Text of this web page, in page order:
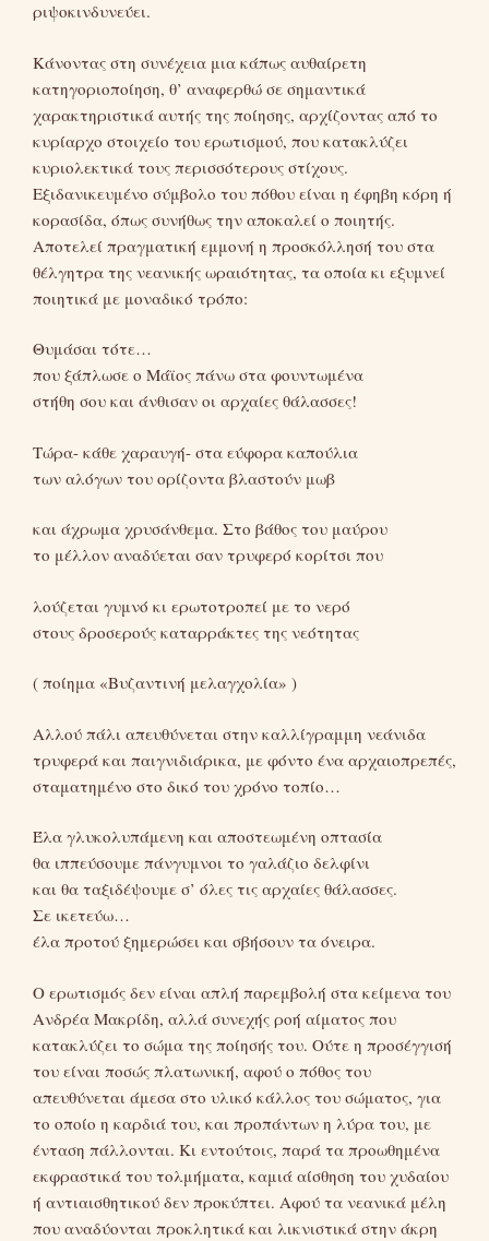
ριψοκινδυνεύει.
Κάνοντας στη συνέχεια μια κάπως αυθαίρετη
κατηγοριοποίηση, θ’ αναφερθώ σε σημαντικά
χαρακτηριστικά αυτής της ποίησης, αρχίζοντας από το
κυρίαρχο στοιχείο του ερωτισμού, που κατακλύζει
κυριολεκτικά τους περισσότερους στίχους.
Εξιδανικευμένο σύμβολο του πόθου είναι η έφηβη κόρη ή
κορασίδα, όπως συνήθως την αποκαλεί ο ποιητής.
Αποτελεί πραγματική εμμονή η προσκόλλησή του στα
θέλγητρα της νεανικής ωραιότητας, τα οποία κι εξυμνεί
ποιητικά με μοναδικό τρόπο:
Θυμάσαι τότε…
που ξάπλωσε ο Μάϊος πάνω στα φουντωμένα
στήθη σου και άνθισαν οι αρχαίες θάλασσες!
Τώρα- κάθε χαραυγή- στα εύφορα καπούλια
των αλόγων του ορίζοντα βλαστούν μωβ
και άχρωμα χρυσάνθεμα. Στο βάθος του μαύρου
το μέλλον αναδύεται σαν τρυφερό κορίτσι που
λούζεται γυμνό κι ερωτοτροπεί με το νερό
στους δροσερούς καταρράκτες της νεότητας
( ποίημα «Βυζαντινή μελαγχολία» )
Αλλού πάλι απευθύνεται στην καλλίγραμμη νεάνιδα
τρυφερά και παιγνιδιάρικα, με φόντο ένα αρχαιοπρεπές,
σταματημένο στο δικό του χρόνο τοπίο…
Έλα γλυκολυπάμενη και αποστεωμένη οπτασία
θα ιππεύσουμε πάνγυμνοι το γαλάζιο δελφίνι
και θα ταξιδέψουμε σ’ όλες τις αρχαίες θάλασσες.
Σε ικετεύω…
έλα προτού ξημερώσει και σβήσουν τα όνειρα.
Ο ερωτισμός δεν είναι απλή παρεμβολή στα κείμενα του
Ανδρέα Μακρίδη, αλλά συνεχής ροή αίματος που
κατακλύζει το σώμα της ποίησής του. Ούτε η προσέγγισή
του είναι ποσώς πλατωνική, αφού ο πόθος του
απευθύνεται άμεσα στο υλικό κάλλος του σώματος, για
το οποίο η καρδιά του, και προπάντων η λύρα του, με
ένταση πάλλονται. Κι εντούτοις, παρά τα προωθημένα
εκφραστικά του τολμήματα, καμιά αίσθηση του χυδαίου
ή αντιαισθητικού δεν προκύπτει. Αφού τα νεανικά μέλη
που αναδύονται προκλητικά και λικνιστικά στην άκρη